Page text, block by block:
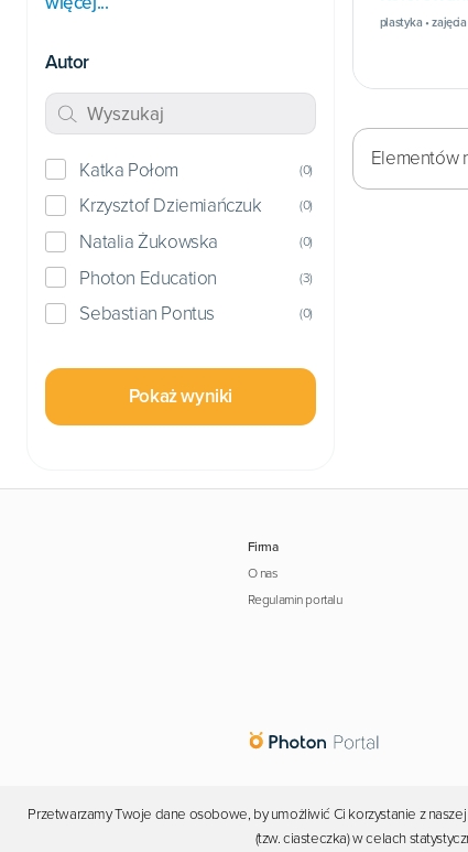
Autor
Katka Połom (0)
Krzysztof Dziemiańczuk (0)
Natalia Żukowska (0)
Photon Education (3)
Sebastian Pontus (0)
Pokaż wyniki
plastyka •
Elementów
Firma
O nas
Regulamin portalu
Przetwarzamy Twoje dane osobowe, by umożliwić Ci korzystanie z
(tzw. ciasteczka) w celach